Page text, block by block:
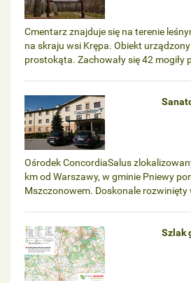
Cmentarz znajduje się na terenie
na skraju wsi Krępa. Obiekt
prostokąta. Zachowały się 42 mogiły
Ośrodek ConcordiaSalus
km od Warszawy, w gminie Pniewy
Mszczonowem. Doskonale rozwinięty
Szlak